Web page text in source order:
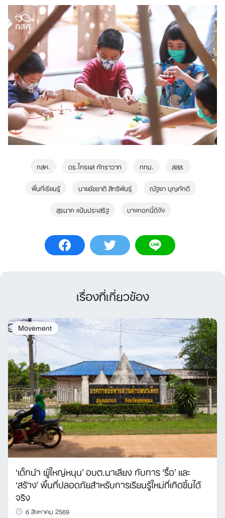
Search
กสศ. ดร.ไกรยส ภัทราวาท กทม.
สสส.
พื้นที่เรียนรู้
นายชัชชาติ สิทธิพันธุ์
ณัฐยา บุญภักดี
สุรนาถ แป้นประเสริฐ
บางกอกนี้ดีจัง
เรื่องที่เกี่ยวข้อง
Movement
‘เด็กนำ ผู้ใหญ่หนุน’ อบต.นาเลียง กับการ ‘รื้อ’ และ
‘สร้าง’ พื้นที่ปลอดภัยสำหรับการเรียนรู้ใหม่ที่เกิดขึ้นได้
จริง
6 สิงหาคม 2569